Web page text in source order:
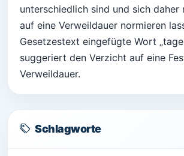
unterschiedlich sind und sich daher
auf eine Verweildauer normieren
Gesetzestext eingefügte Wort
suggeriert den Verzicht auf eine
Verweildauer.
Schlagworte